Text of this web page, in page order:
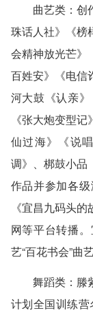
曲艺类：创
珠话人社》《榜
会精神放光芒》
百姓安》《电信
河大鼓《认亲
《张大炮变型
仙过海》《说
调》、梆鼓小品
作品并参加各
《宜昌九码头
网等平台转播
艺“百花书会”曲
舞蹈类：滕
计划全国训练